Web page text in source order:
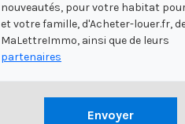
nouveautés, pour votre habitat
et votre famille, d'Acheter-louer.fr,
MaLettreImmo, ainsi que de leurs
partenaires
Envoyer